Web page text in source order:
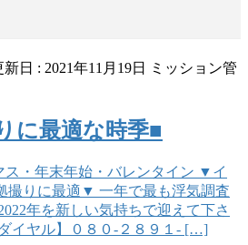
新日 : 2021年11月19日
ミッション管
に最適な時季■
ス・年末年始・バレンタイン ▼イ
撮りに最適▼ 一年で最も浮気調査
年を新しい気持ちで迎えて下さ
イヤル】０８０-２８９１- […]